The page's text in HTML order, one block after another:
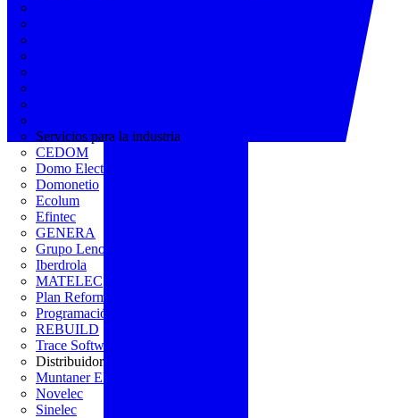
Servicios para la industria
CEDOM
Domo Electra
Domonetio
Ecolum
Efintec
GENERA
Grupo Lenor
Iberdrola
MATELEC
Plan Reforma
Programación Integral
REBUILD
Trace Software
Distribuidor
Muntaner Electro
Novelec
Sinelec